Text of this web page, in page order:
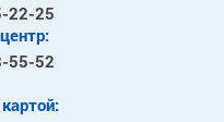
22-25
55-52